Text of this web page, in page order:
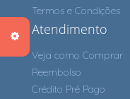
Termos e Condições
Atendimento
Veja como Comprar
Reembolso
Crédito Pré Pago